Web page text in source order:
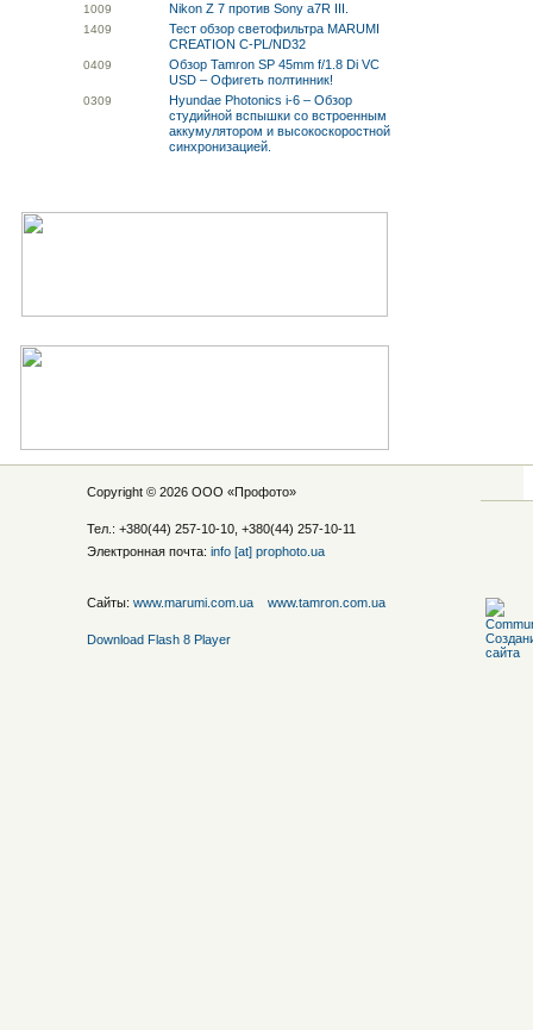
1009 Nikon Z 7 против Sony a7R III.
1409
Тест обзор светофильтра MARUMI
CREATION C-PL/ND32
0409
Обзор Tamron SP 45mm f/1.8 Di VC
USD – Офигеть полтинник!
0309
Hyundae Photonics i-6 – Обзор
студийной вспышки со встроенным
аккумулятором и высокоскоростной
синхронизацией.
Copyright © 2026 ООО «Профото»
Тел.: +380(44) 257-10-10, +380(44) 257-10-11
Электронная почта: info [at] prophoto.ua
Сайты: www.marumi.com.ua www.tamron.com.ua
Download Flash 8 Player